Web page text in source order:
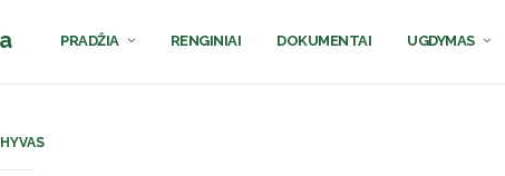
PRADŽIA RENGINIAI DOKUMENTAI UGDYMAS